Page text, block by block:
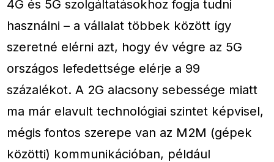
4G és 5G szolgáltatásokhoz fogja tudni
használni – a vállalat többek között így
szeretné elérni azt, hogy év végre az 5G
országos lefedettsége elérje a 99
százalékot. A 2G alacsony sebessége miatt
ma már elavult technológiai szintet képvisel,
mégis fontos szerepe van az M2M (gépek
közötti) kommunikációban, például